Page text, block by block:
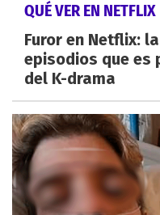
QUÉ VER EN NETFLIX
Furor en Netflix:
episodios que es
del K-drama